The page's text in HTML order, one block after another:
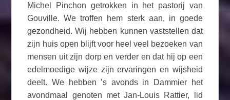
Michel Pinchon getrokken in het pastorij van
Gouville. We troffen hem sterk aan, in goede
gezondheid. Wij hebben kunnen vaststellen dat
zijn huis open blijft voor heel veel bezoeken van
mensen uit zijn dorp en verder en dat hij op een
edelmoedige wijze zijn ervaringen en wijsheid
deelt. We hebben ’s avonds in Dammier het
avondmaal genoten met Jan-Louis Rattier, lid